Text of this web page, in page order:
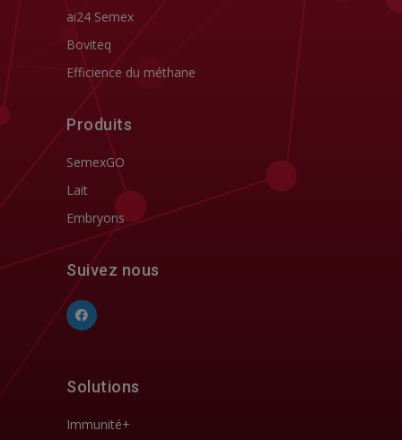
ai24 Semex
Boviteq
Efficience du méthane
Produits
SemexGO
Lait
Embryons
Suivez nous
Solutions
Immunité+